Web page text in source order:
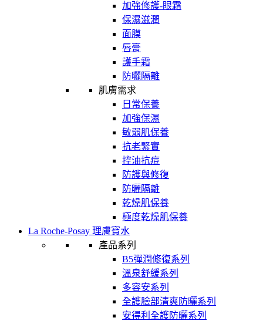
加強修護-眼霜
保濕滋潤
面膜
唇膏
護手霜
防曬隔離
肌膚需求
日常保養
加強保濕
敏弱肌保養
抗老緊實
控油抗痘
防護與修復
防曬隔離
乾燥肌保養
極度乾燥肌保養
La Roche-Posay 理膚寶水
產品系列
B5彈潤修復系列
溫泉舒緩系列
多容安系列
全護臉部清爽防曬系列
安得利全護防曬系列